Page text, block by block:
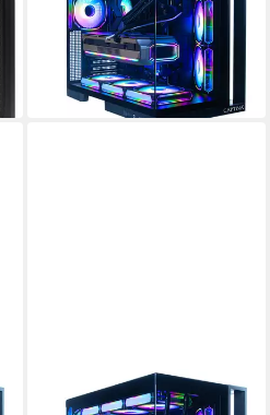
128 GB DDR5 Arbeitsspeicher
ab 7.728,09 € UVP
8.299,00 €
224,37 €mtl. in 48 Raten
in 3-4 Werktagen bei dir
Ultimate Gaming I89-252 PC